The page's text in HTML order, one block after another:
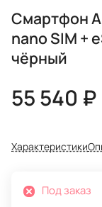
Смартфон
nano SIM +
чёрный
55 540 ₽
Характеристики
Под заказ